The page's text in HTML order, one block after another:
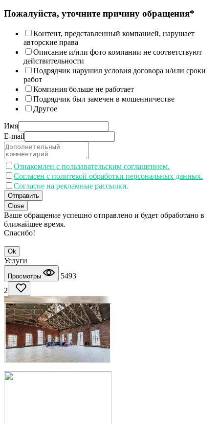
Пожалуйста, уточните причину обращения*
Контент, представленный компанией, нарушает
авторские права
Описание и/или фото компании не соответствуют
действительности
Подрядчик нарушил условия договора и/или сроки
работ
Компания больше не работает
Подрядчик был замечен в мошенничестве
Другое
Имя
E-mail
Ознакомлен с пользавательским соглашением.
Согласен с политекой обработки персональных данных.
Согласие на рекламные рассылки.
Отправить
Close
Ваше обращение успешно отправлено и будет обработано в
ближайшее время.
Спасибо!
Ok
Услуги
Просмотры
5493
2